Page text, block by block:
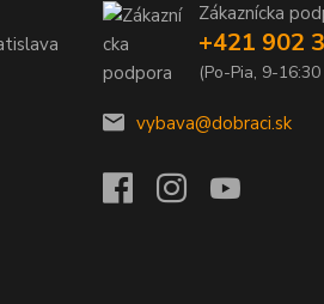
Zákaznícka
+421 902
(Po-Pia, 9-
vybava@dobraci.sk